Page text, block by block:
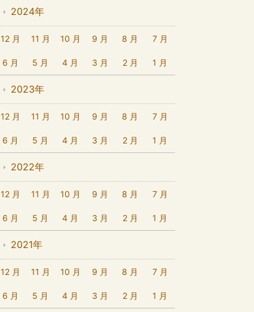
2024年
12 月 11 月 10 月 9 月 8 月 7 月
6 月 5 月 4 月 3 月 2 月 1 月
2023年
12 月 11 月 10 月 9 月 8 月 7 月
6 月 5 月 4 月 3 月 2 月 1 月
2022年
12 月 11 月 10 月 9 月 8 月 7 月
6 月 5 月 4 月 3 月 2 月 1 月
2021年
12 月 11 月 10 月 9 月 8 月 7 月
6 月 5 月 4 月 3 月 2 月 1 月